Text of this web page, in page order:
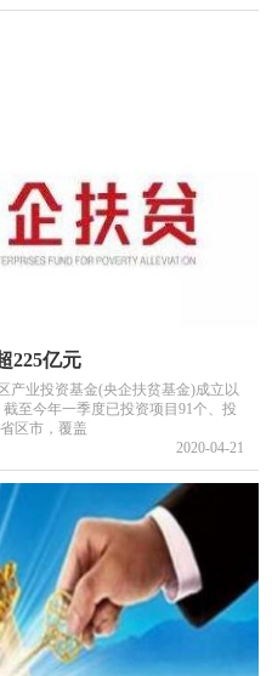
225亿元
产业投资基金(央企扶贫基金)成立以
至今年一季度已投资项目91个、投
区市，覆盖
2020-04-21